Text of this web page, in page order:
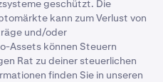
Ausgabe von ETH.
noch nicht als
geschützt. Die
kann zum Verlust von
und/oder
Assets können Steuern
Rat zu deiner steuerlichen
finden Sie in unseren